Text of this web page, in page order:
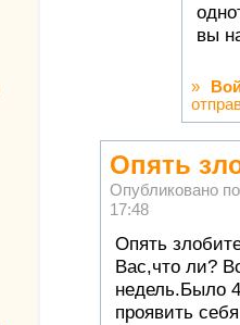
вы
»
Опять
Опубликовано
17:48
Опять
Вас,что ли?
недель.Было
проявить